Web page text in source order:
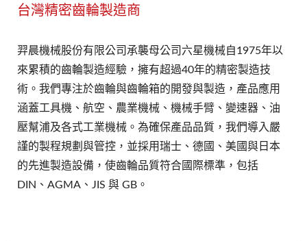
台灣精密齒輪製造商
羿晨機械股份有限公司承襲母公司六星機械自1975年以
來累積的齒輪製造經驗，擁有超過40年的精密製造技
術。我們專注於齒輪與齒輪箱的開發與製造，產品應用
涵蓋工具機、航空、農業機械、機械手臂、變速器、油
壓幫浦及各式工業機械。為確保產品品質，我們導入嚴
謹的製程規劃與管控，並採用瑞士、德國、美國與日本
的先進製造設備，使齒輪品質符合國際標準，包括
DIN、AGMA、JIS 與 GB。